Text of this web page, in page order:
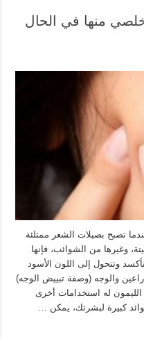
منها في الحال
تصبح بصيلات الشعر ممتلئة
وغيرها من الشوائب، فإنها
وتتحول إلى اللون الأسود
والوجه (وصفة تبييض الوجه)
الليمون له استخدامات أخرى
كبيرة لبشرتك، يمكن …